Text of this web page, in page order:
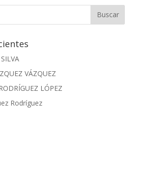
VÁZQUEZ
LÓPEZ
Rodríguez